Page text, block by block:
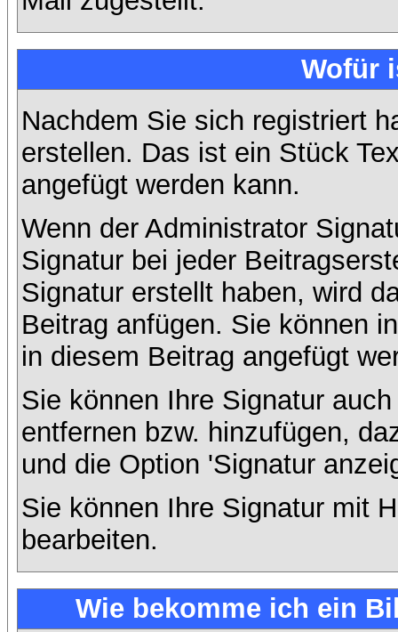
Wofür
Nachdem Sie sich registriert
erstellen. Das ist ein Stück
angefügt werden kann.
Wenn der Administrator
Signatur bei jeder
Signatur erstellt haben, wird
Beitrag anfügen. Sie können
in diesem Beitrag angefügt
Sie können Ihre Signatur
entfernen bzw. hinzufügen,
und die Option 'Signatur
Sie können Ihre Signatur mit
bearbeiten.
Wie bekomme ich ein